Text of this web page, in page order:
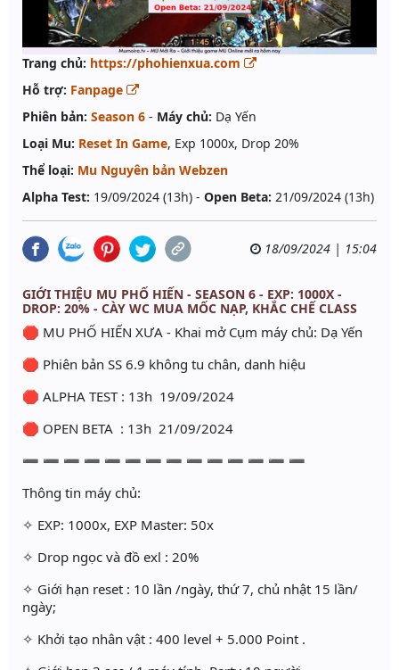
Trang chủ: https://phohienxua.com
Hỗ trợ: Fanpage
Phiên bản: Season 6 - Máy chủ: Dạ Yến
Loại Mu: Reset In Game, Exp 1000x, Drop 20%
Thể loại: Mu Nguyên bản Webzen
Alpha Test: 19/09/2024 (13h) - Open Beta: 21/09/2024 (13h)
18/09/2024 | 15:04
GIỚI THIỆU MU PHỐ HIẾN - SEASON 6 - EXP: 1000X -
DROP: 20% - CÀY WC MUA MỐC NẠP, KHẮC CHẾ CLASS
🛑 MU PHỐ HIẾN XƯA - Khai mở Cụm máy chủ: Dạ Yến
🛑 Phiên bản SS 6.9 không tu chân, danh hiệu
🛑 ALPHA TEST : 13h 19/09/2024
🛑 OPEN BETA : 13h 21/09/2024
➖ ➖ ➖ ➖ ➖ ➖ ➖ ➖ ➖ ➖ ➖ ➖ ➖ ➖
Thông tin máy chủ:
✧ EXP: 1000x, EXP Master: 50x
✧ Drop ngọc và đồ exl : 20%
✧ Giới hạn reset : 10 lần /ngày, thứ 7, chủ nhật 15 lần/
ngày;
✧ Khởi tạo nhân vật : 400 level + 5.000 Point .